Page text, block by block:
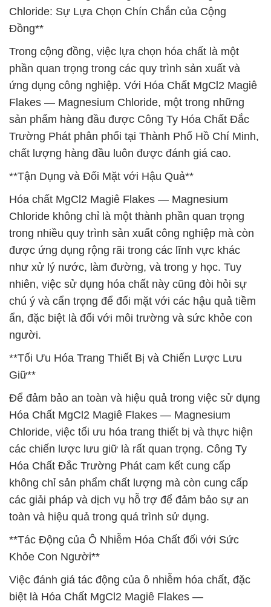
Chloride: Sự Lựa Chọn Chín Chắn của Cộng
Đồng**
Trong cộng đồng, việc lựa chọn hóa chất là một
phần quan trọng trong các quy trình sản xuất và
ứng dụng công nghiệp. Với Hóa Chất MgCl2 Magiê
Flakes — Magnesium Chloride, một trong những
sản phẩm hàng đầu được Công Ty Hóa Chất Đắc
Trường Phát phân phối tại Thành Phố Hồ Chí Minh,
chất lượng hàng đầu luôn được đánh giá cao.
**Tận Dụng và Đối Mặt với Hậu Quả**
Hóa chất MgCl2 Magiê Flakes — Magnesium
Chloride không chỉ là một thành phần quan trọng
trong nhiều quy trình sản xuất công nghiệp mà còn
được ứng dụng rộng rãi trong các lĩnh vực khác
như xử lý nước, làm đường, và trong y học. Tuy
nhiên, việc sử dụng hóa chất này cũng đòi hỏi sự
chú ý và cẩn trọng để đối mặt với các hậu quả tiềm
ẩn, đặc biệt là đối với môi trường và sức khỏe con
người.
**Tối Ưu Hóa Trang Thiết Bị và Chiến Lược Lưu
Giữ**
Để đảm bảo an toàn và hiệu quả trong việc sử dụng
Hóa Chất MgCl2 Magiê Flakes — Magnesium
Chloride, việc tối ưu hóa trang thiết bị và thực hiện
các chiến lược lưu giữ là rất quan trọng. Công Ty
Hóa Chất Đắc Trường Phát cam kết cung cấp
không chỉ sản phẩm chất lượng mà còn cung cấp
các giải pháp và dịch vụ hỗ trợ để đảm bảo sự an
toàn và hiệu quả trong quá trình sử dụng.
**Tác Động của Ô Nhiễm Hóa Chất đối với Sức
Khỏe Con Người**
Việc đánh giá tác động của ô nhiễm hóa chất, đặc
biệt là Hóa Chất MgCl2 Magiê Flakes —